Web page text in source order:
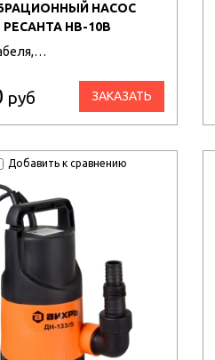
НАСОС
РЕСАНТА НВ-10В
руб ЗАКАЗАТЬ
Добавить к сравнению